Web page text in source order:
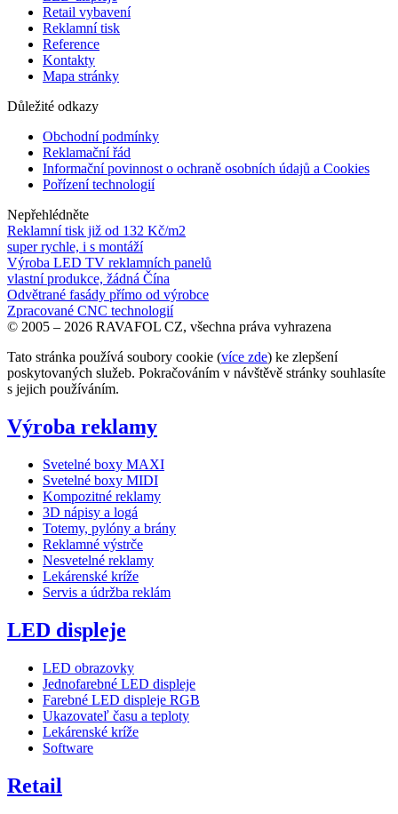
Retail vybavení
Reklamní tisk
Reference
Kontakty
Mapa stránky
Důležité odkazy
Obchodní podmínky
Reklamační řád
Informační povinnost o ochraně osobních údajů a Cookies
Pořízení technologií
Nepřehlédněte
Reklamní tisk již od 132 Kč/m2
super rychle, i s montáží
Výroba LED TV reklamních panelů
vlastní produkce, žádná Čína
Odvětrané fasády přímo od výrobce
Zpracované CNC technologií
© 2005 – 2026 RAVAFOL CZ, všechna práva vyhrazena
Tato stránka používá soubory cookie (více zde) ke zlepšení
poskytovaných služeb. Pokračováním v návštěvě stránky souhlasíte
s jejich používáním.
Výroba reklamy
Svetelné boxy MAXI
Svetelné boxy MIDI
Kompozitné reklamy
3D nápisy a logá
Totemy, pylóny a brány
Reklamné výstrče
Nesvetelné reklamy
Lekárenské kríže
Servis a údržba reklám
LED displeje
LED obrazovky
Jednofarebné LED displeje
Farebné LED displeje RGB
Ukazovateľ času a teploty
Lekárenské kríže
Software
Retail